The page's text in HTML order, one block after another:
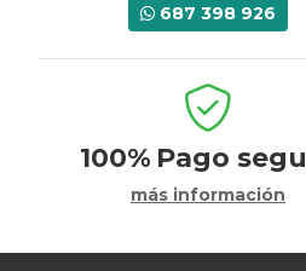
687 398 926
100% Pago
más información